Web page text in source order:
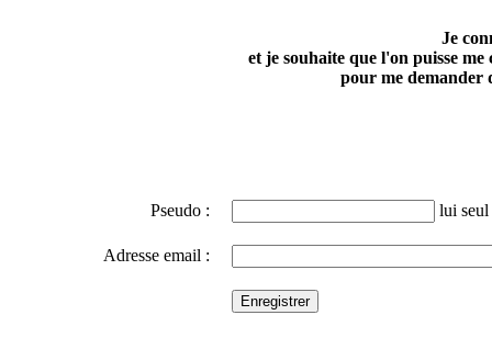
Je
et je souhaite que l'on puisse
pour me demander
Pseudo : lui seul
Adresse email :